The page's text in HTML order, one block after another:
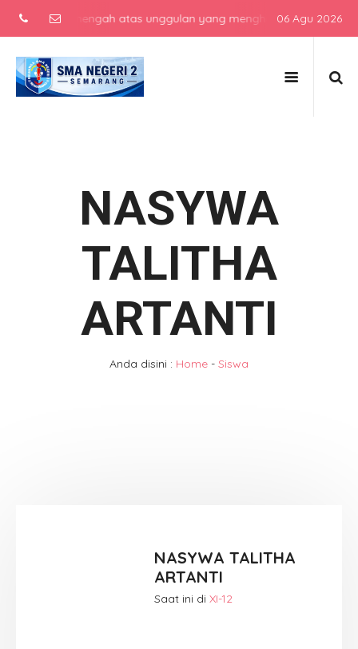
menengah atas unggulan yang menghasilkan lulusan
06 Agu 2026
NASYWA
TALITHA
ARTANTI
Anda disini : Home - Siswa
NASYWA TALITHA
ARTANTI
Saat ini di XI-12